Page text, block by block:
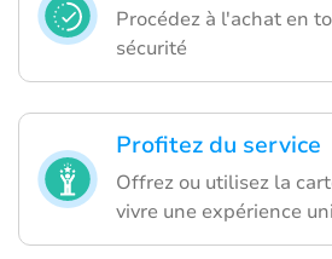
Procédez à l'achat en
sécurité
Profitez du service
Offrez ou utilisez la
vivre une expérience